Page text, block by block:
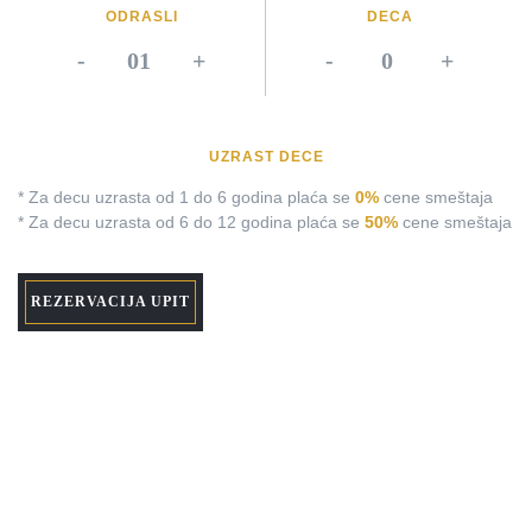
ODRASLI
- +
DECA
- +
UZRAST DECE
* Za decu uzrasta od 1 do 6 godina plaća se 0% cene smeštaja
* Za decu uzrasta od 6 do 12 godina plaća se 50% cene smeštaja
REZERVACIJA UPIT